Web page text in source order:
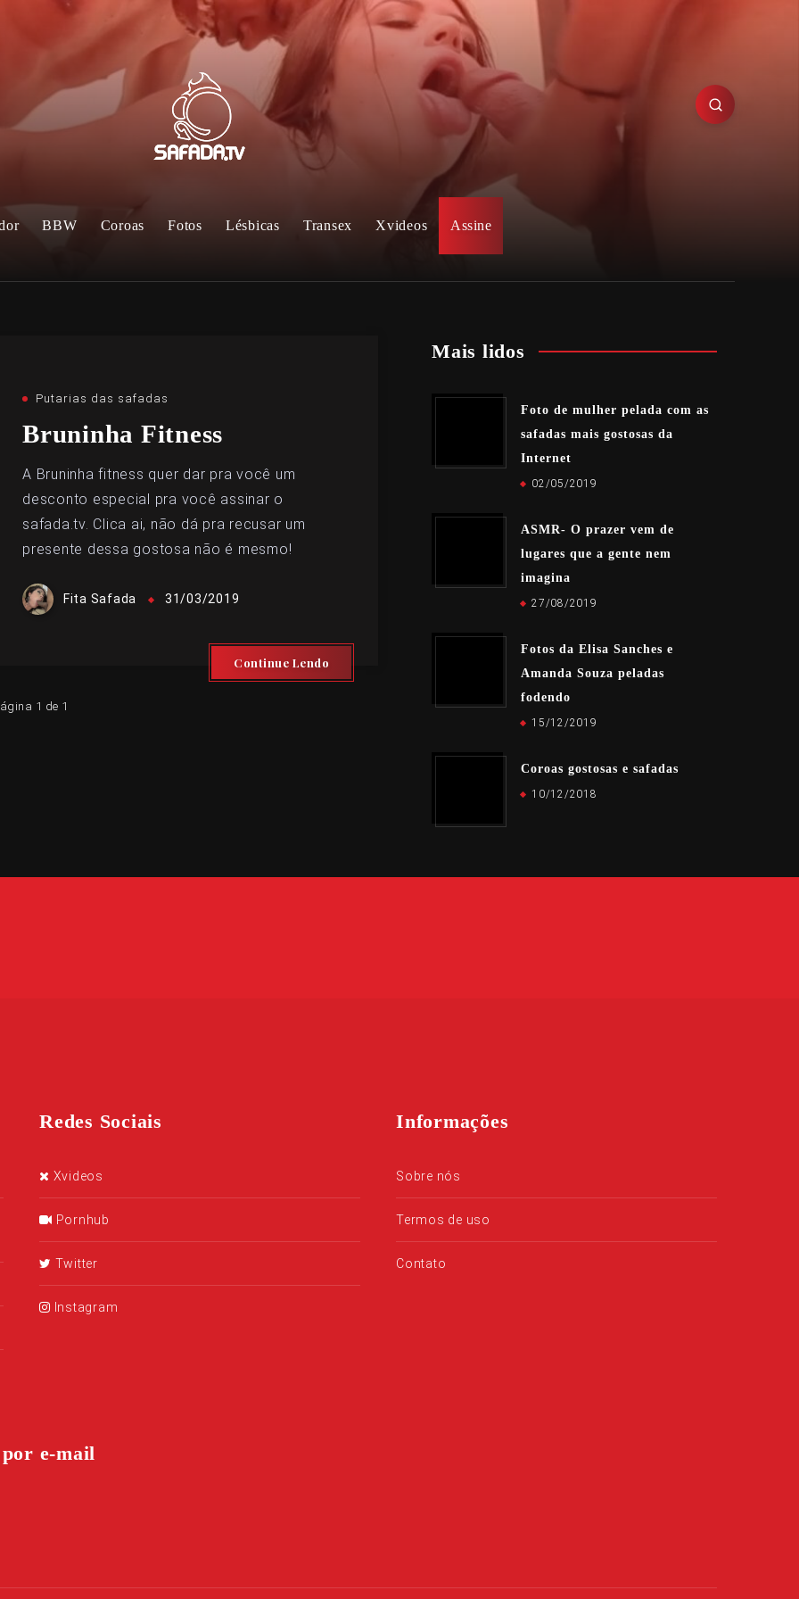
BBW Coroas Fotos Lésbicas Transex Xvideos Assine
Putarias das safadas
Bruninha Fitness
A Bruninha fitness quer dar pra você um
desconto especial pra você assinar o
safada.tv. Clica ai, não dá pra recusar um
presente dessa gostosa não é mesmo!
Fita Safada 31/03/2019
Continue Lendo
1 de 1
Mais lidos
Foto de mulher pelada com as
safadas mais gostosas da
Internet
02/05/2019
ASMR- O prazer vem de
lugares que a gente nem
imagina
27/08/2019
Fotos da Elisa Sanches e
Amanda Souza peladas
fodendo
15/12/2019
Coroas gostosas e safadas
10/12/2018
Redes Sociais
Xvideos
Pornhub
Twitter
Instagram
Informações
Sobre nós
Termos de uso
Contato
e-mail